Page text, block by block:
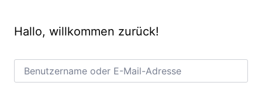
Hallo, willkommen zurück!